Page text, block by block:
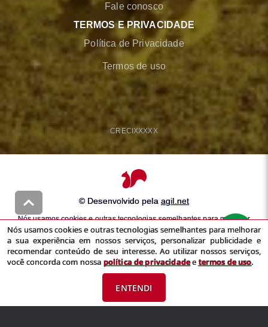
Fale conosco
TERMOS E PRIVACIDADE
Política de Privacidade
Termos de uso
CRECIXXXXX
© Desenvolvido pela agil.net
Nós usamos cookies e outras tecnologias semelhantes para melhorar
a sua experiência em nossos serviços, personalizar publicidade e
recomendar conteúdo de seu interesse. Ao utilizar nossos serviços,
você concorda com nossapolítica de privacidadeetermos de uso
Nós usamos cookies e outras tecnologias semelhantes para melhorar
a sua experiência em nossos serviços, personalizar publicidade e
recomendar conteúdo de seu interesse. Ao utilizar nossos serviços,
você concorda com nossa política de privacidadeetermos de uso.
ENTENDI